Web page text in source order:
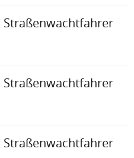
Straßenwachtfahrer
Straßenwachtfahrer
Straßenwachtfahrer